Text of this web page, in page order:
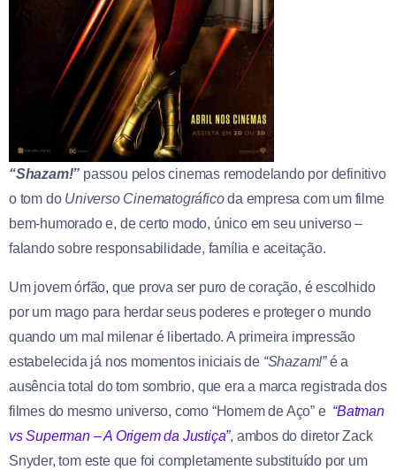
“Shazam!” passou pelos cinemas remodelando por definitivo
o tom do Universo Cinematográficoda empresa com um filme
bem-humorado e, de certo modo, único em seu universo –
falando sobre responsabilidade, família e aceitação.
Um jovem órfão, que prova ser puro de coração, é escolhido
por um mago para herdar seus poderes e proteger o mundo
quando um mal milenar é libertado. A primeira impressão
estabelecida já nos momentos iniciais de “Shazam!”é a
ausência total do tom sombrio, que era a marca registrada dos
filmes do mesmo universo, como “Homem de Aço” e “Batman
vs Superman – A Origem da Justiça”, ambos do diretor Zack
Snyder, tom este que foi completamente substituído por um